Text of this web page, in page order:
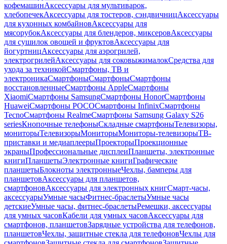
кофемашинАксессуары для мультиварок,
хлебопечекАксессуары для тостеров, сэндвичницАксессуары
для кухонных комбайновАксессуары для
мясорубокАксессуары для блендеров, миксеровАксессуары
для сушилок овощей и фруктовАксессуары для
йогуртницАксессуары для аэрогрилей,
электрогрилейАксессуары для соковыжималокСредства для
ухода за техникойСмартфоны, ТВ и
электроникаСмартфоныСмартфоныСмартфоны
восстановленныеСмартфоны AppleСмартфоны
XiaomiСмартфоны SamsungСмартфоны HonorСмартфоны
HuaweiСмартфоны POCOСмартфоны InfinixСмартфоны
TecnoСмартфоны RealmeСмартфоны Samsung Galaxy S26
seriesКнопочные телефоныСкладные смартфоныТелевизоры,
мониторыТелевизорыМониторыМониторы-телевизорыТВ-
приставки и медиаплеерыПроекторыПроекционные
экраныПрофессиональные дисплеиПланшеты, электронные
книгиПланшетыЭлектронные книгиГрафические
планшетыБлокноты электронныеЧехлы, бамперы для
планшетовАксессуары для планшетов,
смартфоновАксессуары для электронных книгСмарт-часы,
аксессуарыУмные часыФитнес-браслетыУмные часы
детскиеУмные часы, фитнес-браслетыРемешки, аксессуары
для умных часовКабели для умных часовАксессуары для
смартфонов, планшетовЗарядные устройства для телефонов,
планшетовЧехлы, защитные стекла для телефоновЧехлы для